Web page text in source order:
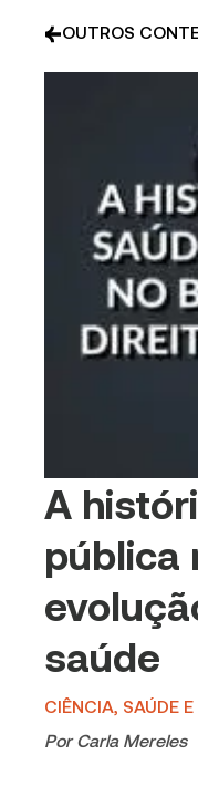
OUTROS
A
pública
saúde
CIÊNCIA, SAÚDE
Por Carla Mereles